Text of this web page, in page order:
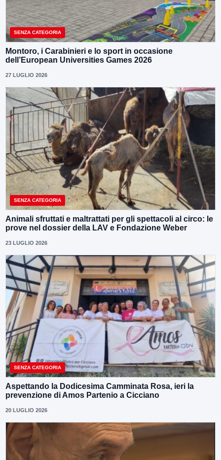
SENZA CATEGORIA
Montoro, i Carabinieri e lo sport in occasione
dell’European Universities Games 2026
27 LUGLIO 2026
SENZA CATEGORIA
Animali sfruttati e maltrattati per gli spettacoli al circo: le
prove nel dossier della LAV e Fondazione Weber
23 LUGLIO 2026
SENZA CATEGORIA
Aspettando la Dodicesima Camminata Rosa, ieri la
prevenzione di Amos Partenio a Cicciano
20 LUGLIO 2026